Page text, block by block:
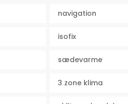
navigation
isofix
sædevarme
3 zone klima